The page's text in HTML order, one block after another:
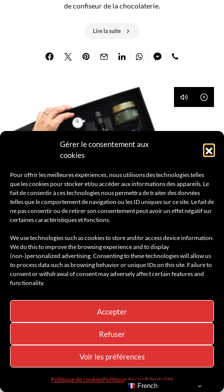
Gérer le consentement aux
cookies
Pour offrir les meilleures expériences, nous utilisons des technologies telles
que les cookies pour stocker et/ou accéder aux informations des appareils. Le
fait de consentir à ces technologies nous permettra de traiter des données
telles que le comportement de navigation ou les ID uniques sur ce site. Le fait de
ne pas consentir ou de retirer son consentement peut avoir un effet négatif sur
certaines caractéristiques et fonctions.
We use technologies such as cookies to store and/or access device information.
We do this to improve the browsing experience and to display
(non-)personalized advertising. Consenting to these technologies will allow us
to process data such as browsing behavior or unique IDs on this site. Failure to
consent or withdrawal of consent may adversely affect certain features and
functionality.
Accepter
Refuser
Voir les préférences
Politique de cookiesPolitique de confidentialité
de confiseur de la chocolaterie.
Lire la suite
À DÉCOUVRIR À LA UNE AMILCAR GOURMET
AMILCAR MAGAZINE
AMILCAR MEN'S MAGAZINE
BEAUTÉ & BIEN-ÊTRE
BIO - VEGAN
BOUTIQUES
BRANDS ÉCO-RESPONSABLE FRANCE
GOURMET
IDÉES CADEAUX - GIFT IDEAS
INSPIRATION
LIFESTYLE
MADE IN FRANCE
Pour Noël, le Domaine de Leos célèbre
l’art de vivre provençal avec une
collection exclusive de coffrets qui saura
ravir les épicuriens.
28 septembre 2025
Huiles d’olive multi-médaillées, confitures artisanales, vins bio et
French